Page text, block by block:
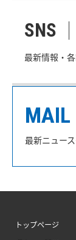
SNS
最新情報・
MAIL
最新ニュー
トップページ